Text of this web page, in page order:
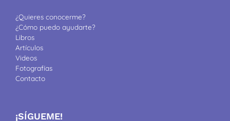
¿Quieres conocerme?
¿Cómo puedo ayudarte?
Libros
Artículos
Videos
Fotografías
Contacto
¡SÍGUEME!